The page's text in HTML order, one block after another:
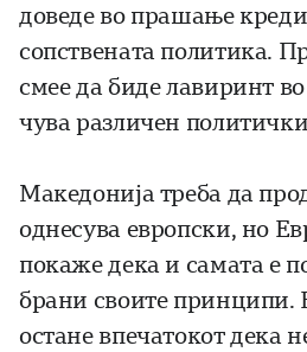
доведе во прашање
сопствената политика.
смее да биде лавиринт во
чува различен
Македонија треба да
однесува европски, но
покаже дека и самата е
брани своите принципи.
остане впечатокот дека